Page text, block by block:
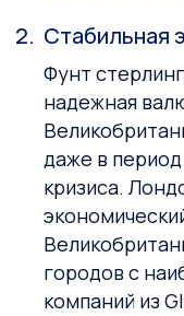
Стабильная
Фунт
надежная
даже в
кризиса.
городов с
компаний из